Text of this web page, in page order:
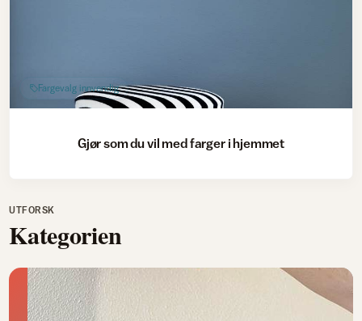
Fargevalg innvendig
Gjør som du vil med farger i hjemmet
UTFORSK
Kategorien